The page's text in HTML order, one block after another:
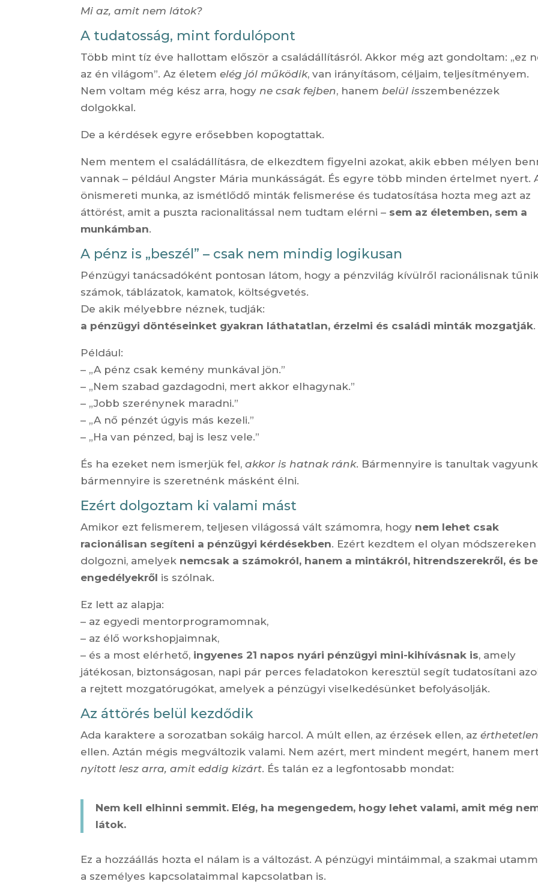
Mi az, amit nem látok?
A tudatosság, mint fordulópont
Több mint tíz éve hallottam először a családállításról. Akkor még azt gondoltam: „ez
az én világom”. Az életemelég jól működik, van irányításom, céljaim, teljesítményem.
Nem voltam még kész arra, hogyne csak fejben, hanembelül isszembenézzek
dolgokkal.
De a kérdések egyre erősebben kopogtattak.
Nem mentem el családállításra, de elkezdtem figyelni azokat, akik ebben mélyen
vannak – például Angster Mária munkásságát. És egyre több minden értelmet nyert.
önismereti munka, az ismétlődő minták felismerése és tudatosítása hozta meg azt az
áttörést, amit a puszta racionalitással nem tudtam elérni – sem az életemben, sem a
munkámban.
A pénz is „beszél” – csak nem mindig logikusan
Pénzügyi tanácsadóként pontosan látom, hogy a pénzvilág kívülről racionálisnak
számok, táblázatok, kamatok, költségvetés.
De akik mélyebbre néznek, tudják:
a pénzügyi döntéseinket gyakran láthatatlan, érzelmi és családi minták mozgatják.
Például:
– „A pénz csak kemény munkával jön.”
– „Nem szabad gazdagodni, mert akkor elhagynak.”
– „Jobb szerénynek maradni.”
– „A nő pénzét úgyis más kezeli.”
– „Ha van pénzed, baj is lesz vele.”
És ha ezeket nem ismerjük fel,akkor is hatnak ránk. Bármennyire is tanultak
bármennyire is szeretnénk másként élni.
Ezért dolgoztam ki valami mást
Amikor ezt felismerem, teljesen világossá vált számomra, hogy nem lehet csak
racionálisan segíteni a pénzügyi kérdésekben. Ezért kezdtem el olyan módszereken
dolgozni, amelyek nemcsak a számokról, hanem a mintákról, hitrendszerekről, és
engedélyekről is szólnak.
Ez lett az alapja:
– az egyedi mentorprogramomnak,
– az élő workshopjaimnak,
– és a most elérhető, ingyenes 21 napos nyári pénzügyi mini-kihívásnak is, amely
játékosan, biztonságosan, napi pár perces feladatokon keresztül segít tudatosítani
a rejtett mozgatórugókat, amelyek a pénzügyi viselkedésünket befolyásolják.
Az áttörés belül kezdődik
Ada karaktere a sorozatban sokáig harcol. A múlt ellen, az érzések ellen, azérthetetlen
ellen. Aztán mégis megváltozik valami. Nem azért, mert mindent megért, hanem
nyitott lesz arra, amit eddig kizárt. És talán ez a legfontosabb mondat:
Nem kell elhinni semmit. Elég, ha megengedem, hogy lehet valami, amit még
látok.
Ez a hozzáállás hozta el nálam is a változást. A pénzügyi mintáimmal, a szakmai
a személyes kapcsolataimmal kapcsolatban is.